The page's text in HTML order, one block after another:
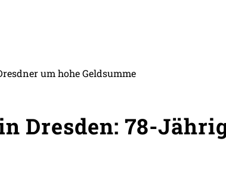
um hohe Geldsumme
Dresden: 78-